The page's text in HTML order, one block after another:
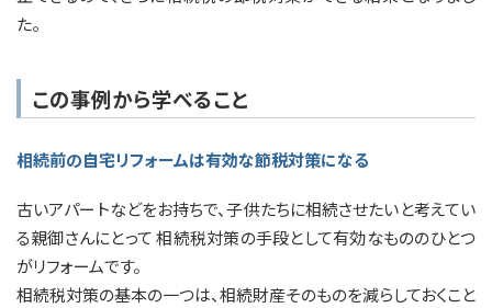
た。
この事例から学べること
相続前の自宅リフォームは有効な節税対策になる
古いアパートなどをお持ちで、子供たちに相続させたいと考えてい
る親御さんにとって 相続税対策の手段として有効なもののひとつ
がリフォームです。
相続税対策の基本の一つは、相続財産そのものを減らしておくこと